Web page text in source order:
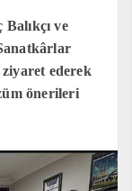
ve
ederek
önerileri